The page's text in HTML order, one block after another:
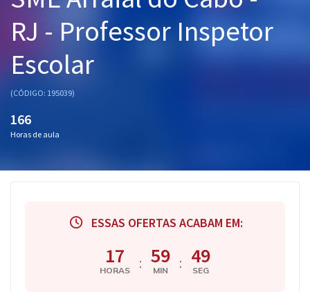
Graduação
Conteúdo gratuito
RJ - Professor Inspetor
Escolar
(CÓDIGO: 195039)
166
Horas de aula
ESSAS OFERTAS ACABAM EM:
17
HORAS : 59
MIN : 48
SEG